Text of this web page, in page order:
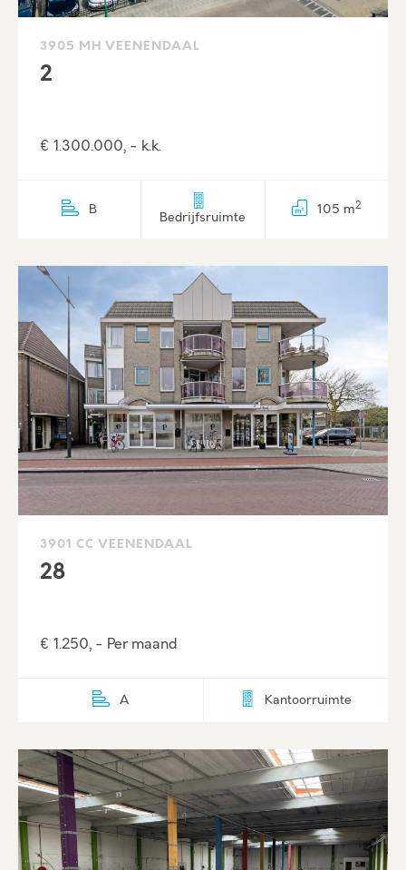
3905 MH VEENENDAAL
2
€ 1.300.000, - k.k.
B
Bedrijfsruimte
105 m2
3901 CC VEENENDAAL
28
€ 1.250, - Per maand
A Kantoorruimte